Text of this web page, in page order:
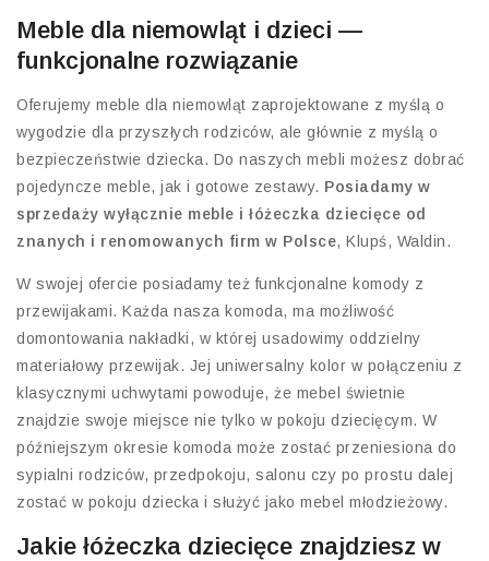
Meble dla niemowląt i dzieci —
funkcjonalne rozwiązanie
Oferujemy meble dla niemowląt zaprojektowane z myślą o
wygodzie dla przyszłych rodziców, ale głównie z myślą o
bezpieczeństwie dziecka. Do naszych mebli możesz dobrać
pojedyncze meble, jak i gotowe zestawy. Posiadamy w
sprzedaży wyłącznie meble i łóżeczka dziecięce od
znanych i renomowanych firm w Polsce, Klupś, Waldin.
W swojej ofercie posiadamy też funkcjonalne komody z
przewijakami. Każda nasza komoda, ma możliwość
domontowania nakładki, w której usadowimy oddzielny
materiałowy przewijak. Jej uniwersalny kolor w połączeniu z
klasycznymi uchwytami powoduje, że mebel świetnie
znajdzie swoje miejsce nie tylko w pokoju dziecięcym. W
późniejszym okresie komoda może zostać przeniesiona do
sypialni rodziców, przedpokoju, salonu czy po prostu dalej
zostać w pokoju dziecka i służyć jako mebel młodzieżowy.
Jakie łóżeczka dziecięce znajdziesz w